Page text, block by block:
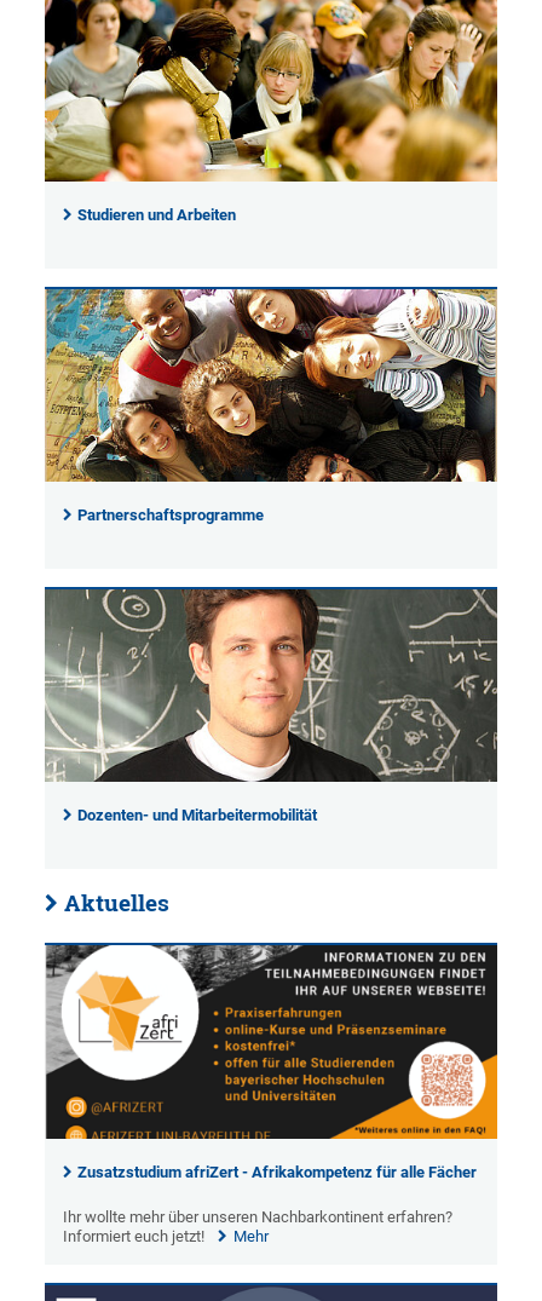
Studieren und Arbeiten
Partnerschaftsprogramme
Dozenten- und Mitarbeitermobilität
Aktuelles
Zusatzstudium afriZert - Afrikakompetenz für alle Fächer
Ihr wollte mehr über unseren Nachbarkontinent erfahren?
Informiert euch jetzt!
Mehr